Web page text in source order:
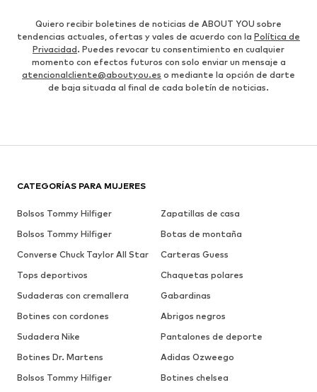
Quiero recibir boletines de noticias de ABOUT YOU sobre
tendencias actuales, ofertas y vales de acuerdo con la Política de
Privacidad. Puedes revocar tu consentimiento en cualquier
momento con efectos futuros con solo enviar un mensaje a
atencionalcliente@aboutyou.es o mediante la opción de darte
de baja situada al final de cada boletín de noticias.
CATEGORÍAS PARA MUJERES
Bolsos Tommy Hilfiger
Zapatillas de casa
Bolsos Tommy Hilfiger
Botas de montaña
Converse Chuck Taylor All Star
Carteras Guess
Tops deportivos
Chaquetas polares
Sudaderas con cremallera
Gabardinas
Botines con cordones
Abrigos negros
Sudadera Nike
Pantalones de deporte
Botines Dr. Martens
Adidas Ozweego
Bolsos Tommy Hilfiger
Botines chelsea